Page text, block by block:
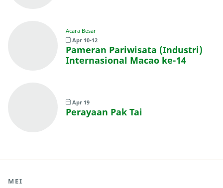
Acara Besar
Apr 10-12
Pameran Pariwisata (Industri)
Internasional Macao ke-14
Apr 19
Perayaan Pak Tai
MEI